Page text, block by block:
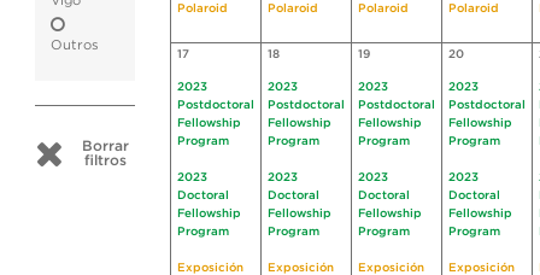
Outros
Borrar
filtros
Polaroid
Polaroid
Polaroid
Polaroid
17
2023
Postdoctoral
Fellowship
Program
2023
Doctoral
Fellowship
Program
Exposición
18
2023
Postdoctoral
Fellowship
Program
2023
Doctoral
Fellowship
Program
Exposición
19
2023
Postdoctoral
Fellowship
Program
2023
Doctoral
Fellowship
Program
Exposición
20
2023
Postdoctoral
Fellowship
Program
2023
Doctoral
Fellowship
Program
Exposición